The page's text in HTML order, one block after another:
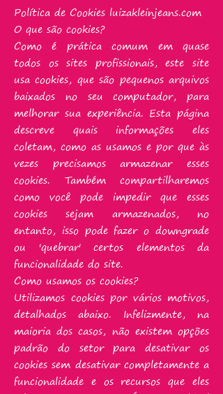
Política de Cookies luizakleinjeans.com
O que são cookies?
Como é prática comum em quase
todos os sites profissionais, este site
usa cookies, que são pequenos arquivos
baixados no seu computador, para
melhorar sua experiência. Esta página
descreve quais informações eles
coletam, como as usamos e por que às
vezes precisamos armazenar esses
cookies. Também compartilharemos
como você pode impedir que esses
cookies sejam armazenados, no
entanto, isso pode fazer o downgrade
ou 'quebrar' certos elementos da
funcionalidade do site.
Como usamos os cookies?
Utilizamos cookies por vários motivos,
detalhados abaixo. Infelizmente, na
maioria dos casos, não existem opções
padrão do setor para desativar os
cookies sem desativar completamente a
funcionalidade e os recursos que eles